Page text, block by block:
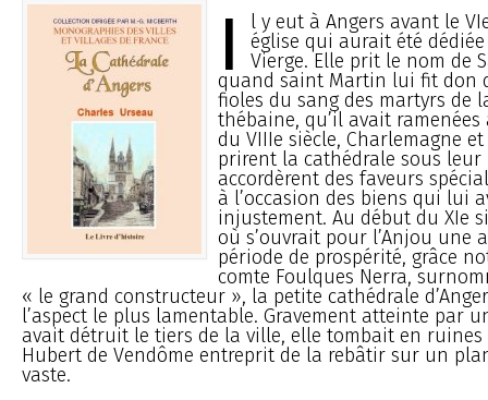
I
l y eut à Angers avant le
église qui aurait été
Vierge. Elle prit le nom de
quand saint Martin lui fit don
fioles du sang des martyrs de
thébaine, qu’il avait
du VIIIe siècle, Charlemagne
prirent la cathédrale sous
accordèrent des faveurs
à l’occasion des biens qui lui
injustement. Au début du XIe
où s’ouvrait pour l’Anjou une
période de prospérité, grâce
comte Foulques Nerra,
« le grand constructeur », la petite cathédrale
l’aspect le plus lamentable. Gravement atteinte par
avait détruit le tiers de la ville, elle tombait en ruines
Hubert de Vendôme entreprit de la rebâtir sur un
vaste.